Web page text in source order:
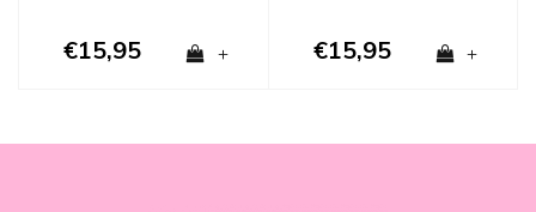
€15,95 + €15,95 +